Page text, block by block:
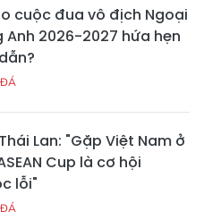
cuộc đua vô địch Ngoại
Anh 2026-2027 hứa hẹn
Lan: "Gặp Việt Nam ở
Cup là cơ hội
lỗi"